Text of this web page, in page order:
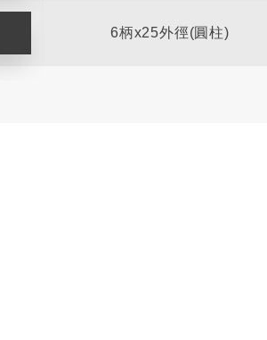
6柄x25外徑(圓柱)